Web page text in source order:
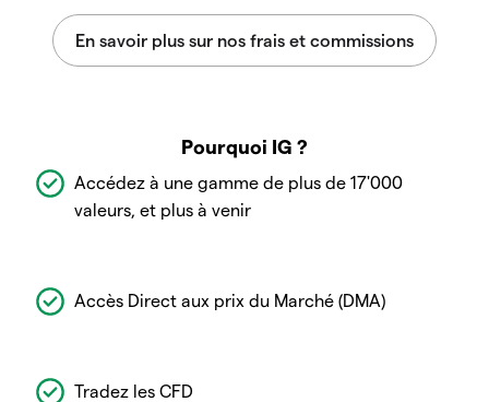
Pourquoi IG ?
Accédez à une gamme de plus de 17'000
valeurs, et plus à venir
Accès Direct aux prix du Marché (DMA)
Tradez les CFD